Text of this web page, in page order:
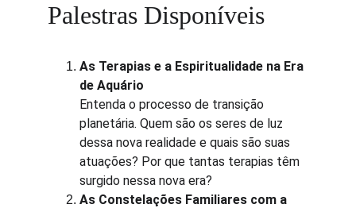
Palestras Disponíveis
As Terapias e a Espiritualidade na Era
de Aquário
Entenda o processo de transição
planetária. Quem são os seres de luz
dessa nova realidade e quais são suas
atuações? Por que tantas terapias têm
surgido nessa nova era?
As Constelações Familiares com a